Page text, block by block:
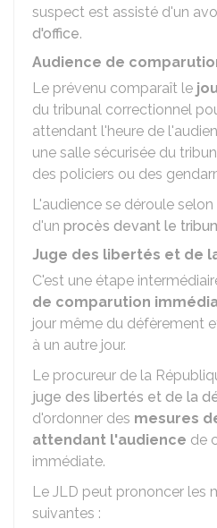
suspect est assisté d'un
d'office.
Audience de
Le prévenu comparaît le
du tribunal correctionnel
attendant l'heure de
une salle sécurisée du
des policiers ou des
L'audience se déroule
d'un procès devant le
Juge des libertés et de
C'est une étape
de comparution
jour même du défèrement
à un autre jour.
Le procureur de la
juge des libertés et de la
d'ordonner des mesures
attendant l'audience de
immédiate.
Le JLD peut prononcer les
suivantes :